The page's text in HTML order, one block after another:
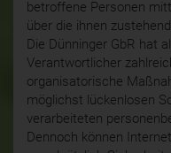
betroffene Personen
über die ihnen
Die Dünninger GbR hat
Verantwortlicher
organisatorische
möglichst lückenlosen
verarbeiteten
Dennoch können